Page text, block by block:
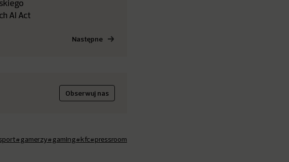
AI Act
Następne
Obserwuj nas
#gamerzy#gaming#kfc#pressroom